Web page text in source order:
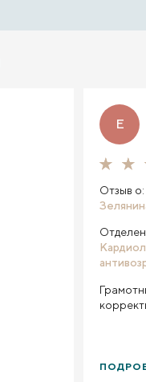
Е
Отзыв о: